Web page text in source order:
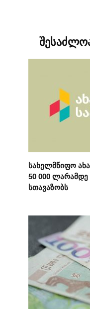
სახელმწიფო
50 000 ლარამდე
სთავაზობს